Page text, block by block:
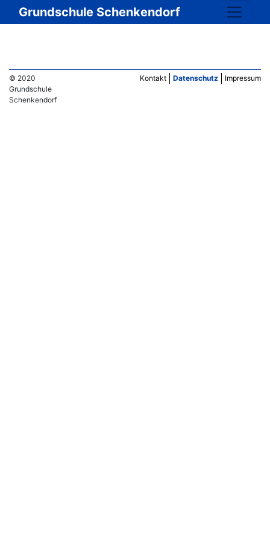
Grundschule Schenkendorf
© 2020
Grundschule
Schenkendorf
Kontakt Datenschutz Impressum